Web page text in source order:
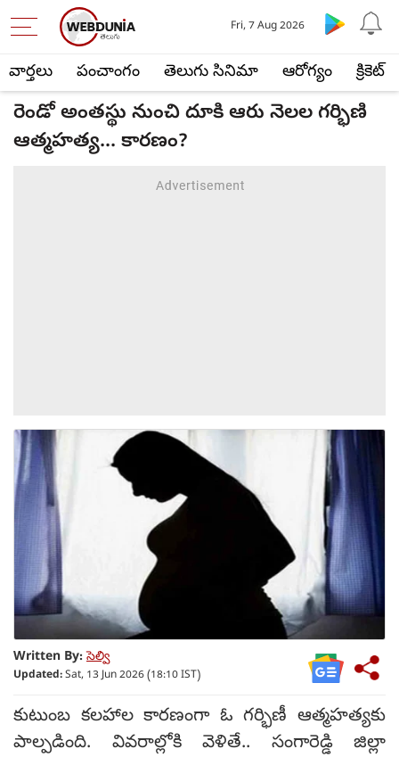
వార్తలు పంచాంగం తెలుగు సినిమా ఆరోగ్యం క్రికెట్
Fri, 7 Aug 2026
రెండో అంతస్థు నుంచి దూకి ఆరు నెలల గర్భిణి
ఆత్మహత్య... కారణం?
Written By: సెల్వి
Updated:Sat, 13 Jun 2026 (18:10 IST)
కుటుంబ కలహాల కారణంగా ఓ గర్భిణీ ఆత్మహత్యకు
పాల్పడింది. వివరాల్లోకి వెళితే.. సంగారెడ్డి జిల్లా